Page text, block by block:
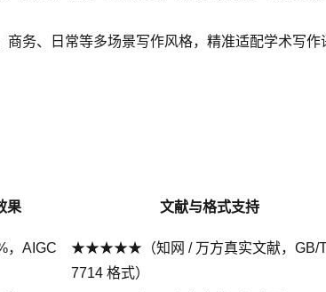
务、日常等多场景写作风格，精准适配学术写作
果 文献与格式支持
AIGC
★★★★★（知网 / 万方真实文献，GB/
7714 格式）